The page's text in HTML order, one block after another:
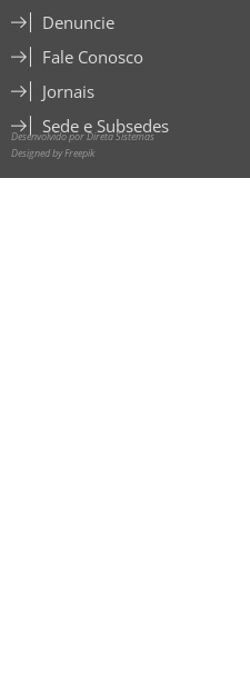
Denuncie
Fale Conosco
Jornais
Sede e Subsedes
Desenvolvido por Direta Sistemas
Designed by Freepik